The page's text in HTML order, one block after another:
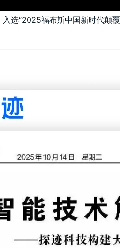
选“2025福布斯中国新时代颠覆